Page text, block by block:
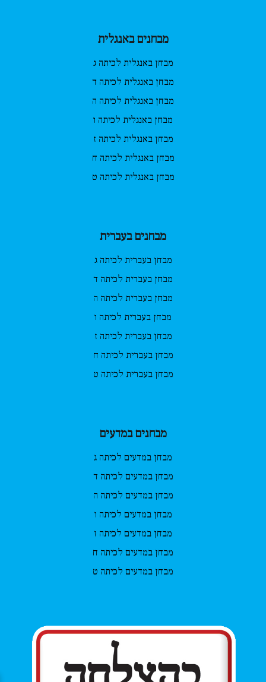
מבחנים באנגלית
מבחן באנגלית לכיתה ג
מבחן באנגלית לכיתה ד
מבחן באנגלית לכיתה ה
מבחן באנגלית לכיתה ו
מבחן באנגלית לכיתה ז
מבחן באנגלית לכיתה ח
מבחן באנגלית לכיתה ט
מבחנים בעברית
מבחן בעברית לכיתה ג
מבחן בעברית לכיתה ד
מבחן בעברית לכיתה ה
מבחן בעברית לכיתה ו
מבחן בעברית לכיתה ז
מבחן בעברית לכיתה ח
מבחן בעברית לכיתה ט
מבחנים במדעים
מבחן במדעים לכיתה ג
מבחן במדעים לכיתה ד
מבחן במדעים לכיתה ה
מבחן במדעים לכיתה ו
מבחן במדעים לכיתה ז
מבחן במדעים לכיתה ח
מבחן במדעים לכיתה ט